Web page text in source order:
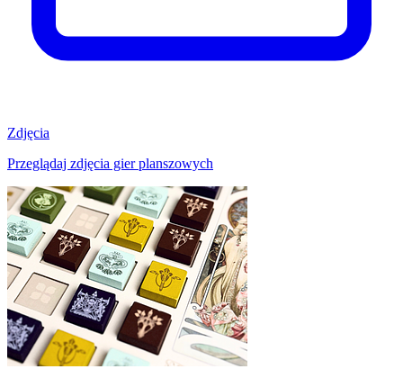
Zdjęcia
Przeglądaj zdjęcia gier planszowych